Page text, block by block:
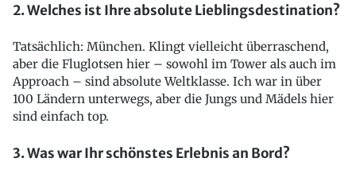
2. Welches ist Ihre absolute Lieblingsdestination?
Tatsächlich: München. Klingt vielleicht überraschend,
aber die Fluglotsen hier – sowohl im Tower als auch im
Approach – sind absolute Weltklasse. Ich war in über
100 Ländern unterwegs, aber die Jungs und Mädels hier
sind einfach top.
3. Was war Ihr schönstes Erlebnis an Bord?